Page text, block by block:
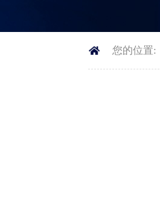
您的位置: